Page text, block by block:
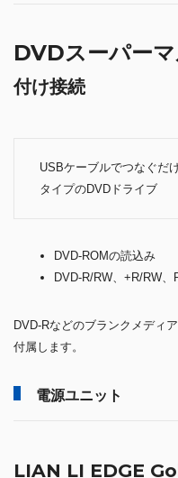
DVDスーパー
付け接続
USBケーブルでつなぐだ
タイプのDVDドライブ
DVD-ROMの読込み
DVD-R/RW、+R/RW
DVD-Rなどのブランクメディ
付属します。
電源ユニット
LIAN LI EDGE